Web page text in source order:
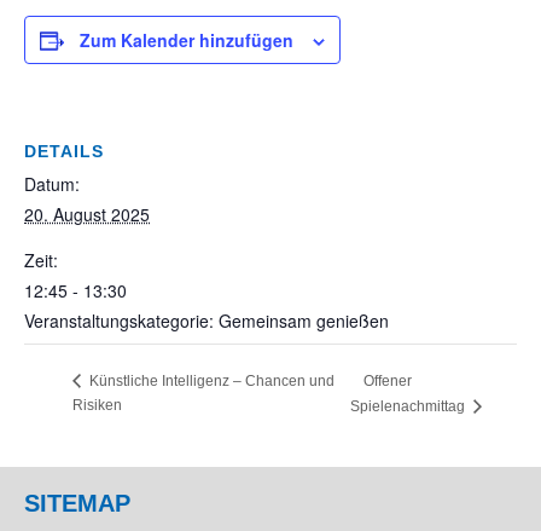
Zum Kalender hinzufügen
DETAILS
Datum:
20. August 2025
Zeit:
12:45 - 13:30
Veranstaltungskategorie: Gemeinsam genießen
Künstliche Intelligenz – Chancen und
Risiken
Offener
Spielenachmittag
SITEMAP